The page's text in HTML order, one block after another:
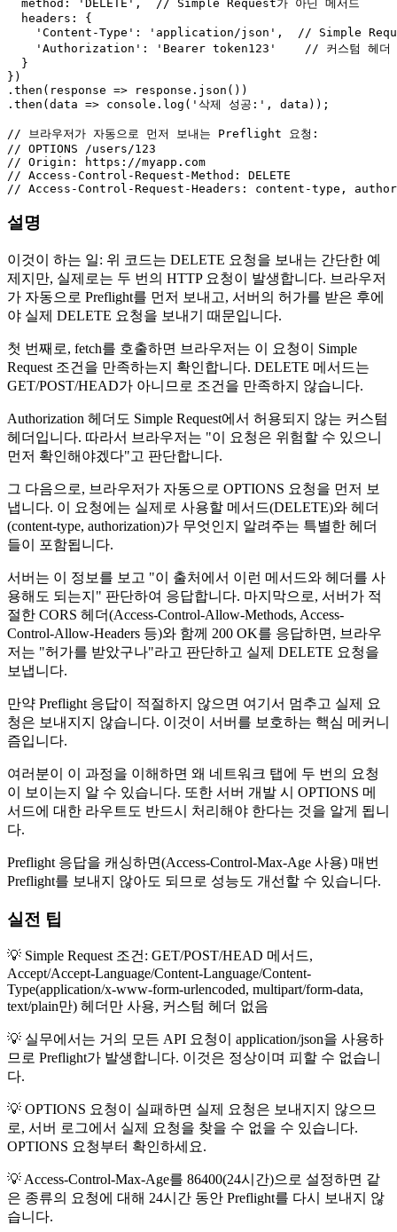
method : 'DELETE' ,
// Simple Request가 아닌 메서드
headers : {
'Content-Type' : 'application/json' ,
// Simple
'Authorization' : 'Bearer token123'
// 커스텀 헤더
  }
})
. then ( response => response. json ())
. then (data => console . log ( '삭제 성공:' , data));
// 브라우저가 자동으로 먼저 보내는 Preflight 요청:
// OPTIONS /users/123
// Origin: https://myapp.com
// Access-Control-Request-Method: DELETE
// Access-Control-Request-Headers: content-type,
설명
이것이 하는 일: 위 코드는 DELETE 요청을 보내는 간단한 예
제지만, 실제로는 두 번의 HTTP 요청이 발생합니다. 브라우저
가 자동으로 Preflight를 먼저 보내고, 서버의 허가를 받은 후에
야 실제 DELETE 요청을 보내기 때문입니다.
첫 번째로, fetch를 호출하면 브라우저는 이 요청이 Simple
Request 조건을 만족하는지 확인합니다. DELETE 메서드는
GET/POST/HEAD가 아니므로 조건을 만족하지 않습니다.
Authorization 헤더도 Simple Request에서 허용되지 않는 커스텀
헤더입니다. 따라서 브라우저는 "이 요청은 위험할 수 있으니
먼저 확인해야겠다"고 판단합니다.
그 다음으로, 브라우저가 자동으로 OPTIONS 요청을 먼저 보
냅니다. 이 요청에는 실제로 사용할 메서드(DELETE)와 헤더
(content-type, authorization)가 무엇인지 알려주는 특별한 헤더
들이 포함됩니다.
서버는 이 정보를 보고 "이 출처에서 이런 메서드와 헤더를 사
용해도 되는지" 판단하여 응답합니다. 마지막으로, 서버가 적
절한 CORS 헤더(Access-Control-Allow-Methods, Access-
Control-Allow-Headers 등)와 함께 200 OK를 응답하면, 브라우
저는 "허가를 받았구나"라고 판단하고 실제 DELETE 요청을
보냅니다.
만약 Preflight 응답이 적절하지 않으면 여기서 멈추고 실제 요
청은 보내지지 않습니다. 이것이 서버를 보호하는 핵심 메커니
즘입니다.
여러분이 이 과정을 이해하면 왜 네트워크 탭에 두 번의 요청
이 보이는지 알 수 있습니다. 또한 서버 개발 시 OPTIONS 메
서드에 대한 라우트도 반드시 처리해야 한다는 것을 알게 됩니
다.
Preflight 응답을 캐싱하면(Access-Control-Max-Age 사용) 매번
Preflight를 보내지 않아도 되므로 성능도 개선할 수 있습니다.
실전 팁
💡 Simple Request 조건: GET/POST/HEAD 메서드,
Accept/Accept-Language/Content-Language/Content-
Type(application/x-www-form-urlencoded, multipart/form-data,
text/plain만) 헤더만 사용, 커스텀 헤더 없음
💡 실무에서는 거의 모든 API 요청이 application/json을 사용하
므로 Preflight가 발생합니다. 이것은 정상이며 피할 수 없습니
다.
💡 OPTIONS 요청이 실패하면 실제 요청은 보내지지 않으므
로, 서버 로그에서 실제 요청을 찾을 수 없을 수 있습니다.
OPTIONS 요청부터 확인하세요.
💡 Access-Control-Max-Age를 86400(24시간)으로 설정하면 같
은 종류의 요청에 대해 24시간 동안 Preflight를 다시 보내지 않
습니다.